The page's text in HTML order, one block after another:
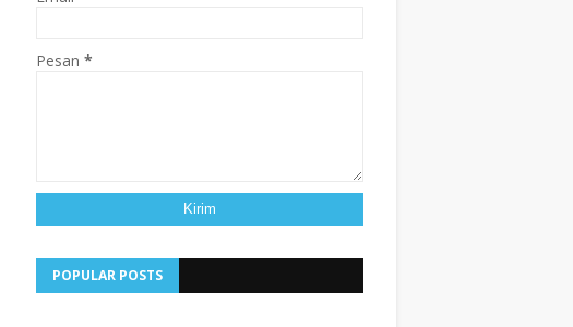
Pesan *
POPULAR POSTS